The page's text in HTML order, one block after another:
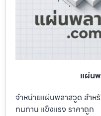
แผ่น
จำหน่ายแผ่นพลาสวูด สำห
ทนทาน แข็งแรง ราคาถูก